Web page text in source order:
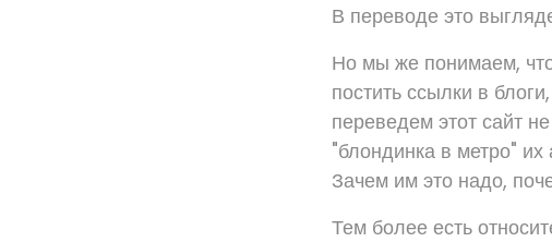
В переводе это
Но мы же понимаем,
постить ссылки в
переведем этот сайт
"блондинка в метро"
Зачем им это надо,
Тем более есть